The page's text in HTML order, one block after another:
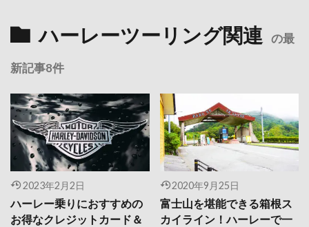
ハーレーツーリング関連 の最
新記事8件
2023年2月2日
ハーレー乗りにおすすめの
お得なクレジットカード＆
2020年9月25日
富士山を堪能できる箱根ス
カイライン！ハーレーで一